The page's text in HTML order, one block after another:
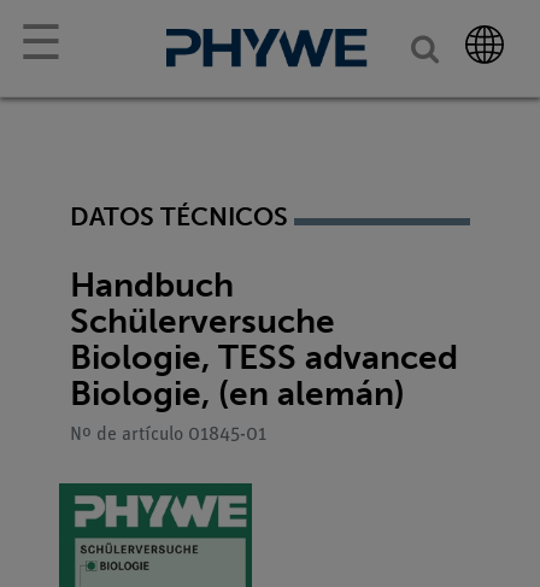
☰
DATOS TÉCNICOS
Handbuch
Schülerversuche
Biologie, TESS advanced
Biologie, (en alemán)
Nº de artículo 01845-01